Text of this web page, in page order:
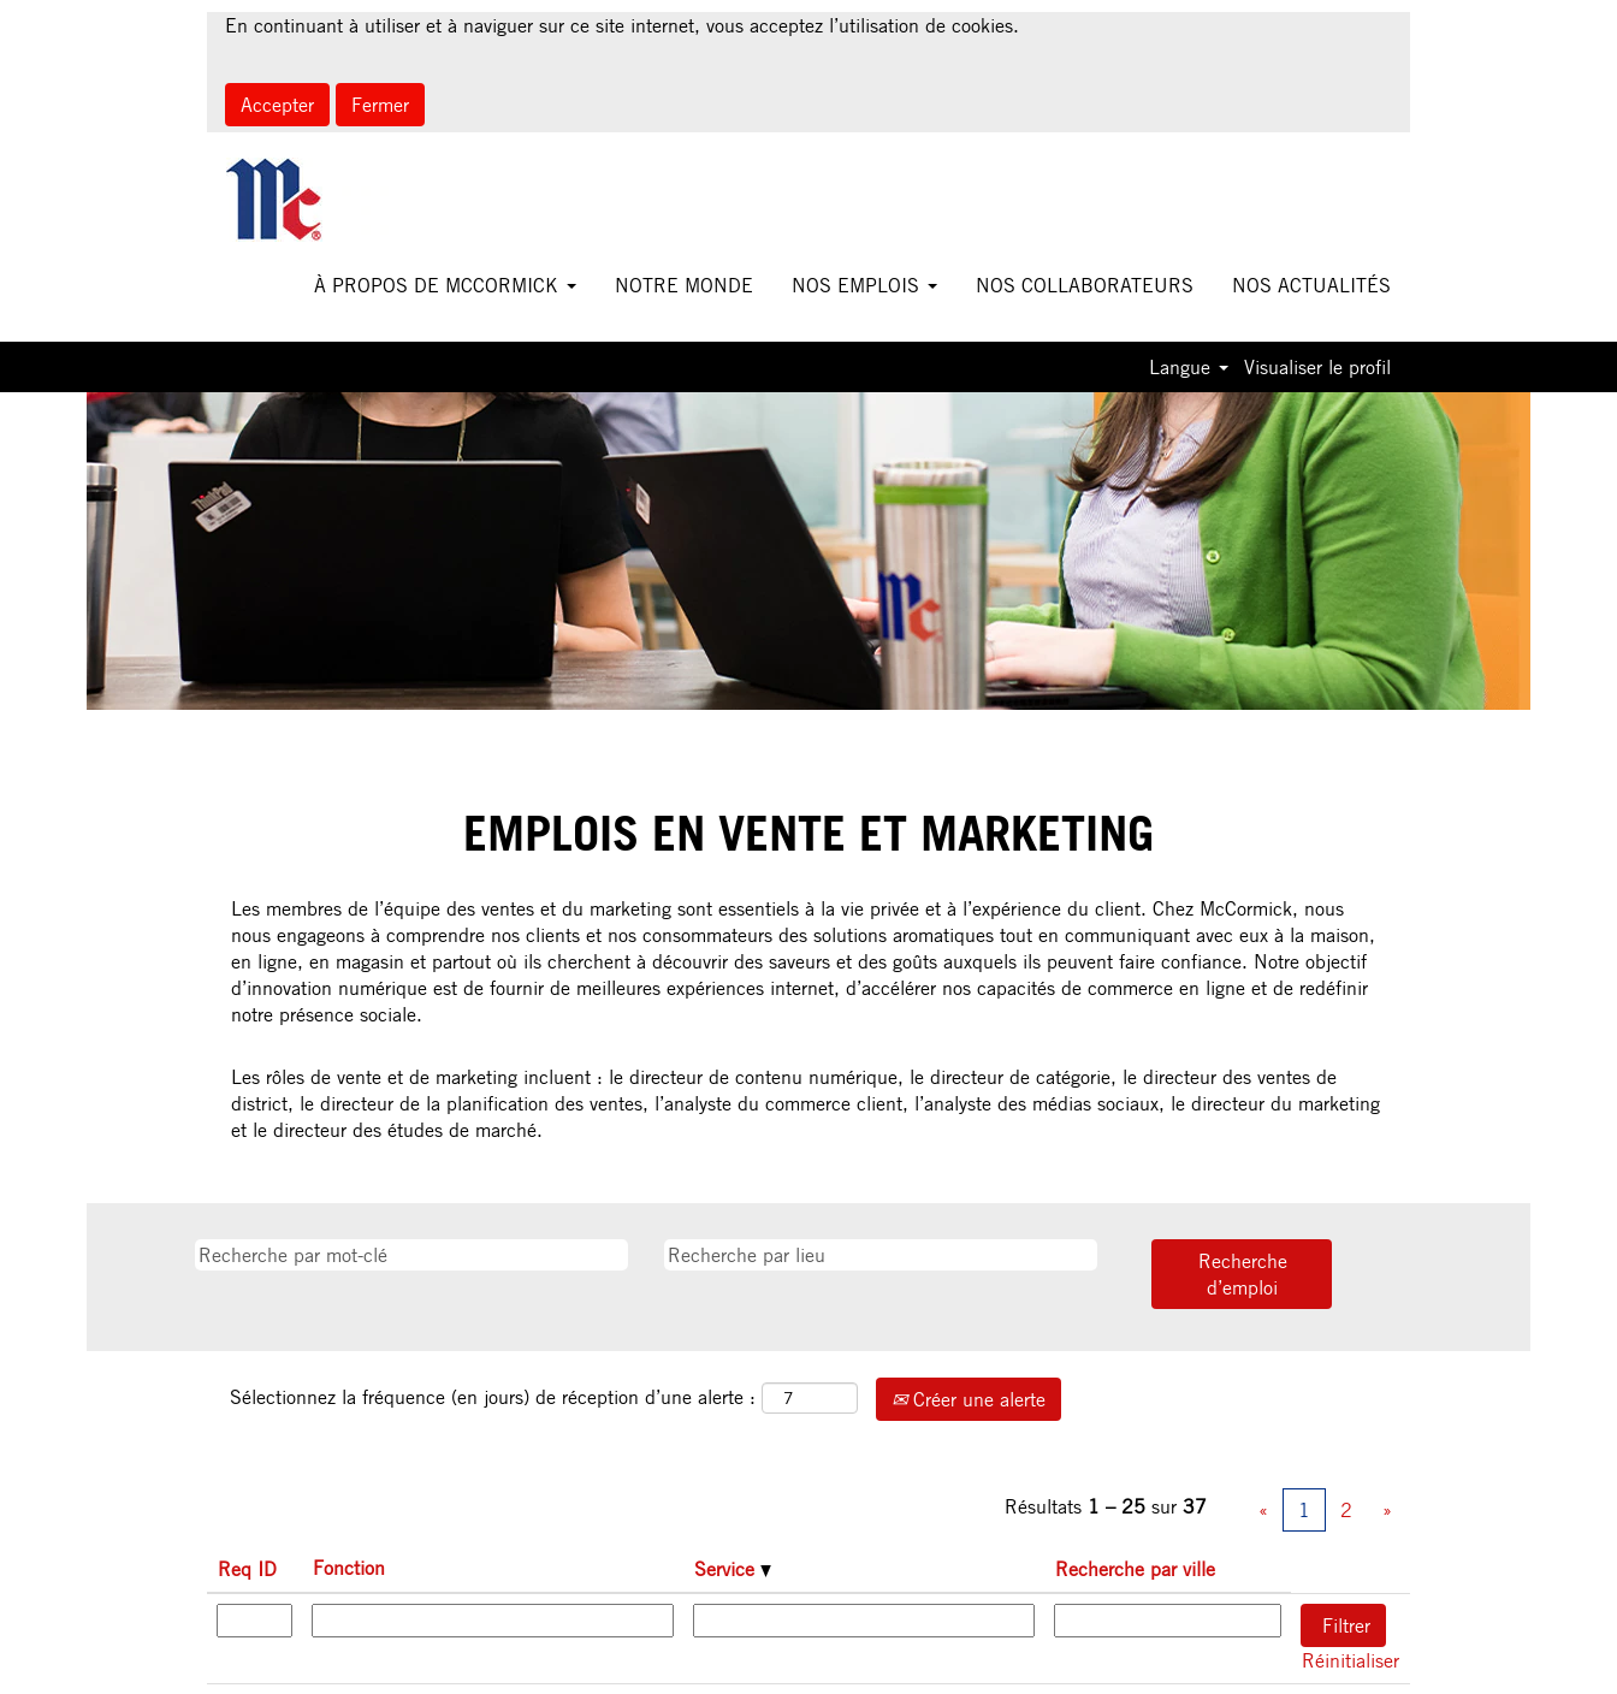
En continuant à utiliser et à naviguer sur ce site internet, vous acceptez l’utilisation de cookies.
Accepter Fermer
À PROPOS DE MCCORMICK NOTRE MONDE NOS EMPLOIS NOS COLLABORATEURS NOS ACTUALITÉS
Langue Visualiser le profil
EMPLOIS EN VENTE ET MARKETING
Les membres de l’équipe des ventes et du marketing sont essentiels à la vie privée et à l’expérience du client. Chez McCormick, nous
nous engageons à comprendre nos clients et nos consommateurs des solutions aromatiques tout en communiquant avec eux à la maison,
en ligne, en magasin et partout où ils cherchent à découvrir des saveurs et des goûts auxquels ils peuvent faire confiance. Notre objectif
d’innovation numérique est de fournir de meilleures expériences internet, d’accélérer nos capacités de commerce en ligne et de redéfinir
notre présence sociale.
Les rôles de vente et de marketing incluent : le directeur de contenu numérique, le directeur de catégorie, le directeur des ventes de
district, le directeur de la planification des ventes, l’analyste du commerce client, l’analyste des médias sociaux, le directeur du marketing
et le directeur des études de marché.
Sélectionnez la fréquence (en jours) de réception d’une alerte : Créer une alerte
Résultats 1 – 25 sur 37 « 1 2 »
Req ID Fonction Service Recherche par ville
Réinitialiser